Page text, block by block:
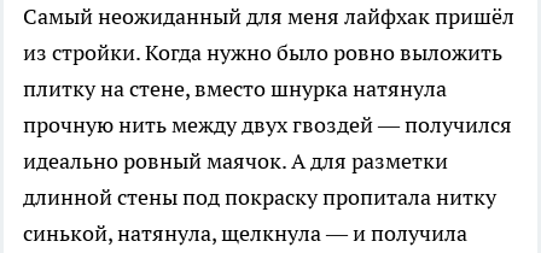
Самый неожиданный для меня лайфхак пришёл
из стройки. Когда нужно было ровно выложить
плитку на стене, вместо шнурка натянула
прочную нить между двух гвоздей — получился
идеально ровный маячок. А для разметки
длинной стены под покраску пропитала нитку
синькой, натянула, щелкнула — и получила